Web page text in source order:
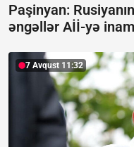
Paşinyan:
əngəllər Aİİ-yə
7 Avqust 11:32